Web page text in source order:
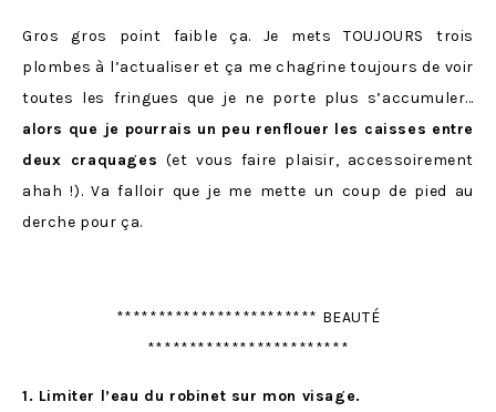
Gros gros point faible ça. Je mets TOUJOURS trois
plombes à l’actualiser et ça me chagrine toujours de voir
toutes les fringues que je ne porte plus s’accumuler…
alors que je pourrais un peu renflouer les caisses entre
deux craquages (et vous faire plaisir, accessoirement
ahah !). Va falloir que je me mette un coup de pied au
derche pour ça.
************************ BEAUTÉ
************************
1. Limiter l’eau du robinet sur mon visage.